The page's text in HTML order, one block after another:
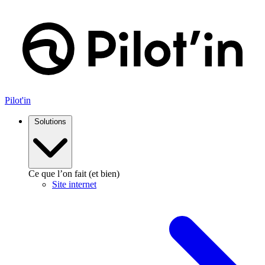
contenu
Pilot'in
Solutions
Ce que l’on fait (et bien)
Site internet